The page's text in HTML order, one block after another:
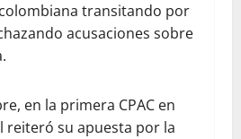
transitando por
acusaciones sobre
en la primera CPAC en
reiteró su apuesta por la